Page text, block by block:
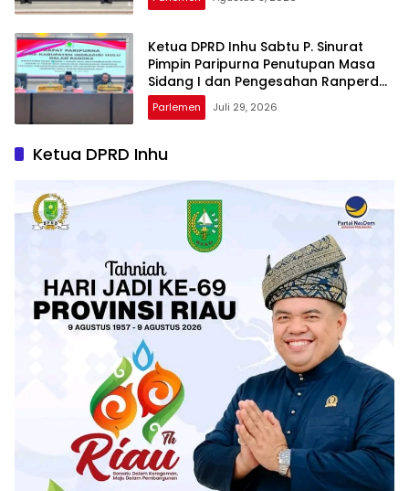
Ketua DPRD Inhu Sabtu P. Sinurat
Pimpin Paripurna Penutupan Masa
Sidang I dan Pengesahan Ranperda
Pertanggungjawaban APBD 2025
Parlemen Juli 29, 2026
Ketua DPRD Inhu